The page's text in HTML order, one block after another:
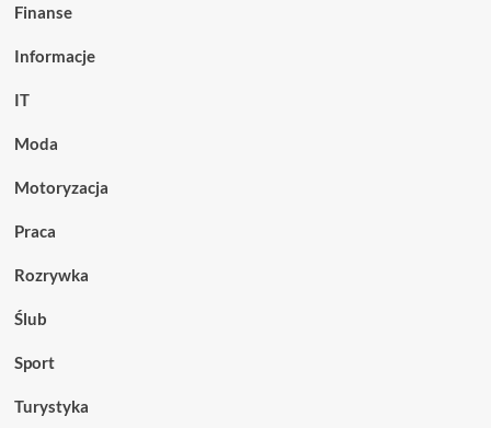
Finanse
Informacje
IT
Moda
Motoryzacja
Praca
Rozrywka
Ślub
Sport
Turystyka